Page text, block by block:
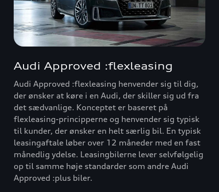
Audi Approved :flexleasing
Audi Approved :flexleasing henvender sig til dig,
der ønsker at køre i en Audi, der skiller sig ud fra
det sædvanlige. Konceptet er baseret på
flexleasing-principperne og henvender sig typisk
til kunder, der ønsker en helt særlig bil. En typisk
leasingaftale løber over 12 måneder med en fast
månedlig ydelse. Leasingbilerne lever selvfølgelig
op til samme høje standarder som andre Audi
Approved :plus biler.